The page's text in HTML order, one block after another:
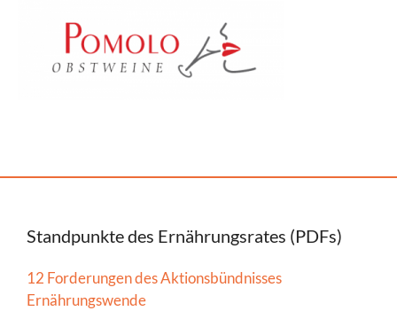
Standpunkte des Ernährungsrates (PDFs)
12 Forderungen des Aktionsbündnisses
Ernährungswende